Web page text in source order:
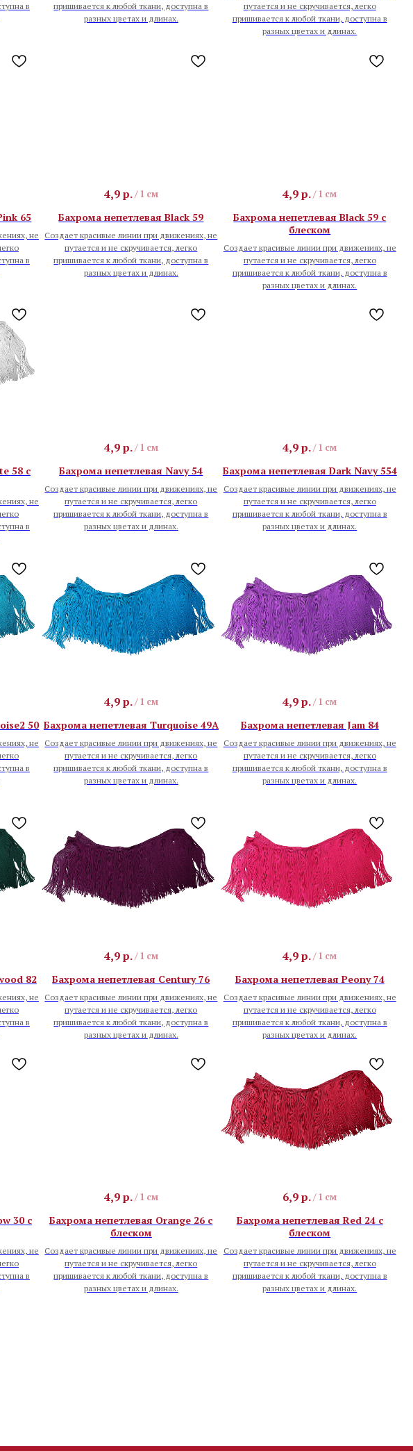
в
пришивается к любой ткани, доступна в
разных цветах и длинах.
путается и не скручивается, легко
пришивается к любой ткани, доступна в
разных цветах и длинах.
65
не
в
4,9р./ 1 см
Бахрома непетлевая Black 59
Создает красивые линии при движениях, не
путается и не скручивается, легко
пришивается к любой ткани, доступна в
разных цветах и длинах.
4,9р./ 1 см
Бахрома непетлевая Black 59 с
блеском
Создает красивые линии при движениях, не
путается и не скручивается, легко
пришивается к любой ткани, доступна в
разных цветах и длинах.
58 с
не
в
4,9р./ 1 см
Бахрома непетлевая Navy 54
Создает красивые линии при движениях, не
путается и не скручивается, легко
пришивается к любой ткани, доступна в
разных цветах и длинах.
4,9р./ 1 см
Бахрома непетлевая Dark Navy 554
Создает красивые линии при движениях, не
путается и не скручивается, легко
пришивается к любой ткани, доступна в
разных цветах и длинах.
50
не
в
4,9р./ 1 см
Бахрома непетлевая Turquoise 49A
Создает красивые линии при движениях, не
путается и не скручивается, легко
пришивается к любой ткани, доступна в
разных цветах и длинах.
4,9р./ 1 см
Бахрома непетлевая Jam 84
Создает красивые линии при движениях, не
путается и не скручивается, легко
пришивается к любой ткани, доступна в
разных цветах и длинах.
82
не
в
4,9р./ 1 см
Бахрома непетлевая Century 76
Создает красивые линии при движениях, не
путается и не скручивается, легко
пришивается к любой ткани, доступна в
разных цветах и длинах.
4,9р./ 1 см
Бахрома непетлевая Peony 74
Создает красивые линии при движениях, не
путается и не скручивается, легко
пришивается к любой ткани, доступна в
разных цветах и длинах.
30 с
не
в
4,9р./ 1 см
Бахрома непетлевая Orange 26 с
блеском
Создает красивые линии при движениях, не
путается и не скручивается, легко
пришивается к любой ткани, доступна в
разных цветах и длинах.
6,9р./ 1 см
Бахрома непетлевая Red 24 с
блеском
Создает красивые линии при движениях, не
путается и не скручивается, легко
пришивается к любой ткани, доступна в
разных цветах и длинах.